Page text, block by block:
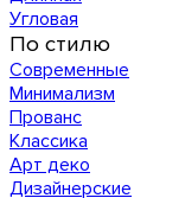
Угловая
По стилю
Современные
Минимализм
Прованс
Классика
Арт деко
Дизайнерские